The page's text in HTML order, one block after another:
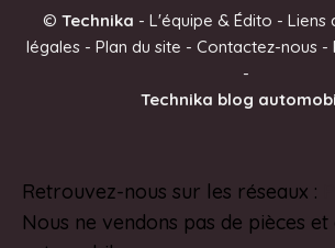
n
v
e
© Technika - L'équipe & Édito - Liens
légales- Plan du site - Contactez-nous-
-
Technika blog
Retrouvez-nous sur les réseaux :
Nous ne vendons pas de pièces